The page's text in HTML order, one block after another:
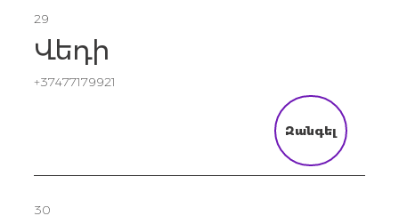
29
Վեդի
+37477179921
Զանգել
30